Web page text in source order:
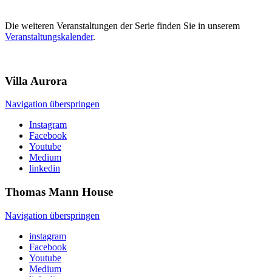
Die weiteren Veranstaltungen der Serie finden Sie in unserem
Veranstaltungskalender.
Villa Aurora
Navigation überspringen
Instagram
Facebook
Youtube
Medium
linkedin
Thomas Mann House
Navigation überspringen
instagram
Facebook
Youtube
Medium